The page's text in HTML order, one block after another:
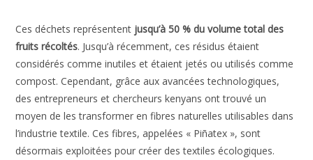
Ces déchets représentent jusqu’à 50 % du volume total des
fruits récoltés. Jusqu’à récemment, ces résidus étaient
considérés comme inutiles et étaient jetés ou utilisés comme
compost. Cependant, grâce aux avancées technologiques,
des entrepreneurs et chercheurs kenyans ont trouvé un
moyen de les transformer en fibres naturelles utilisables dans
l’industrie textile. Ces fibres, appelées « Piñatex », sont
désormais exploitées pour créer des textiles écologiques.